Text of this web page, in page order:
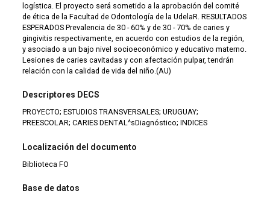
logística. El proyecto será sometido a la aprobación del comité
de ética de la Facultad de Odontología de la UdelaR. RESULTADOS
ESPERADOS Prevalencia de 30 - 60% y de 30 - 70% de caries y
gingivitis respectivamente, en acuerdo con estudios de la región,
y asociado a un bajo nivel socioeconómico y educativo materno.
Lesiones de caries cavitadas y con afectación pulpar, tendrán
relación con la calidad de vida del niño.(AU)
Descriptores DECS
PROYECTO; ESTUDIOS TRANSVERSALES; URUGUAY;
PREESCOLAR; CARIES DENTAL^sDiagnóstico; INDICES
Localización del documento
Biblioteca FO
Base de datos